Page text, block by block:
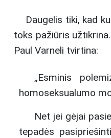
Daugelis tiki, kad
toks pažiūris
Paul Varneli tvirtina:
„Esminis
homoseksualumo
Net jei gėjai
tepadės